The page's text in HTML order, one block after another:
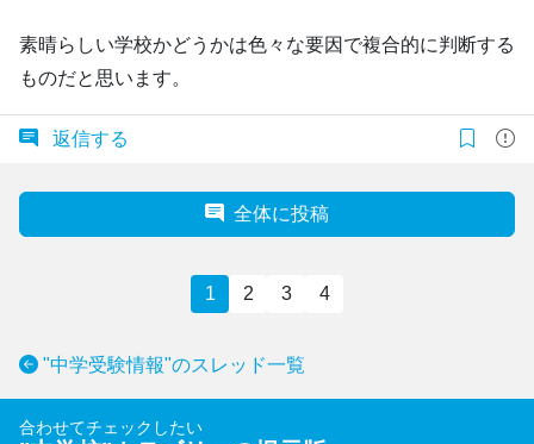
素晴らしい学校かどうかは色々な要因で複合的に判断する
ものだと思います。
返信する
全体に投稿
1 2 3 4
"中学受験情報"のスレッド一覧
合わせてチェックしたい